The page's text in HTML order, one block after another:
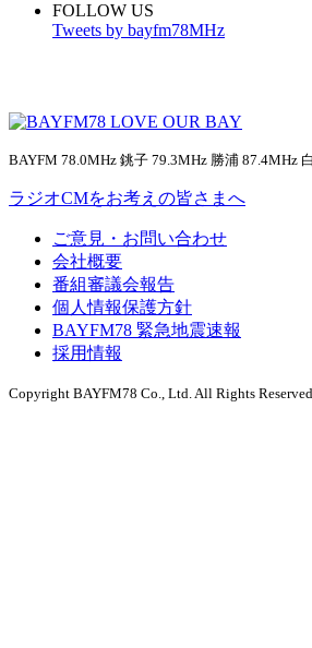
FOLLOW US
Tweets by bayfm78MHz
BAYFM 78.0MHz 銚子 79.3MHz 勝浦 87.4MHz
ラジオCMをお考えの皆さまへ
ご意見・お問い合わせ
会社概要
番組審議会報告
個人情報保護方針
BAYFM78 緊急地震速報
採用情報
Copyright BAYFM78 Co., Ltd. All Rights